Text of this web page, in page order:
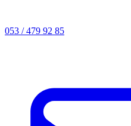
053 / 479 92 85